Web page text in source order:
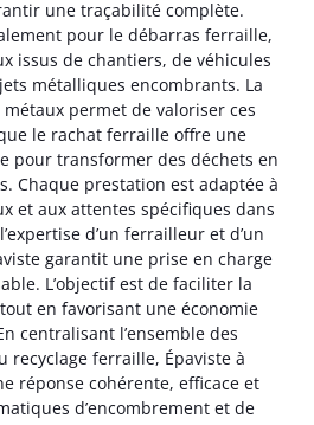
une traçabilité complète.
pour le débarras ferraille,
issus de chantiers, de véhicules
métalliques encombrants. La
permet de valoriser ces
le rachat ferraille offre une
pour transformer des déchets en
Chaque prestation est adaptée à
et aux attentes spécifiques dans
d’un ferrailleur et d’un
garantit une prise en charge
L’objectif est de faciliter la
en favorisant une économie
centralisant l’ensemble des
recyclage ferraille, Épaviste à
réponse cohérente, efficace et
d’encombrement et de